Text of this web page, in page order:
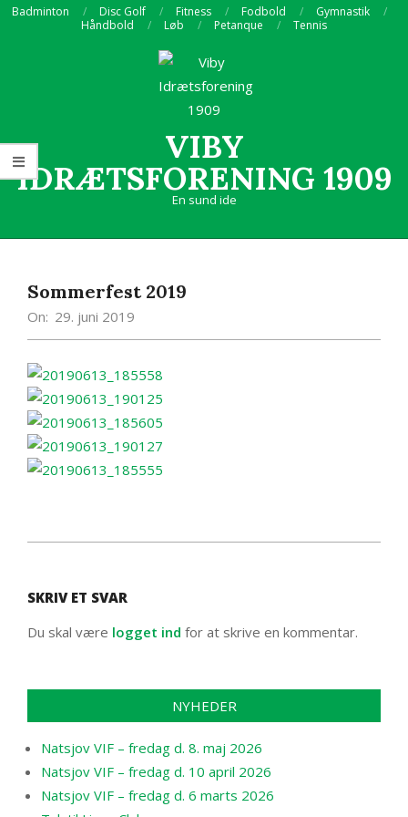
SkipBadminton Disc Golf Fitness Fodbold
Gymnastik
Håndbold
Løb Petanque Tennis
VIBY
IDRÆTSFORENING 1909
En sund ide
Primary
MenuSommerfest 2019
On: 29. juni 2019
29
SKRIV ET SVAR
Du skal være logget ind for at skrive en kommentar.
NYHEDER
Natsjov VIF – fredag d. 8. maj 2026
Natsjov VIF – fredag d. 10 april 2026
Natsjov VIF – fredag d. 6 marts 2026